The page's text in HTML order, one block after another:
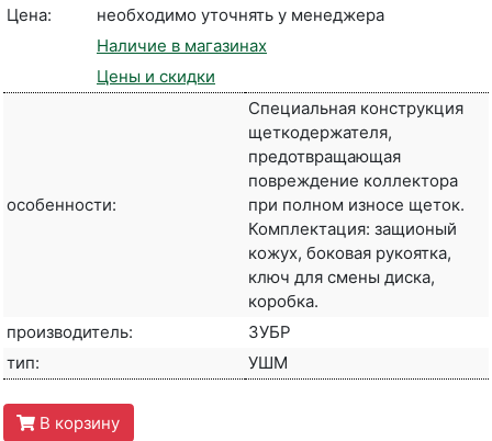
Цена:
необходимо уточнять у менеджера
Наличие в магазинах
Цены и скидки
особенности:
Специальная конструкция
щеткодержателя,
предотвращающая
повреждение коллектора
при полном износе щеток.
Комплектация: защионый
кожух, боковая рукоятка,
ключ для смены диска,
коробка.
производитель:
ЗУБР
тип:
УШМ
В корзину